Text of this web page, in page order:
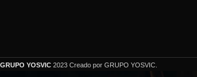
GRUPO YOSVIC 2023 Creado por GRUPO YOSVIC.